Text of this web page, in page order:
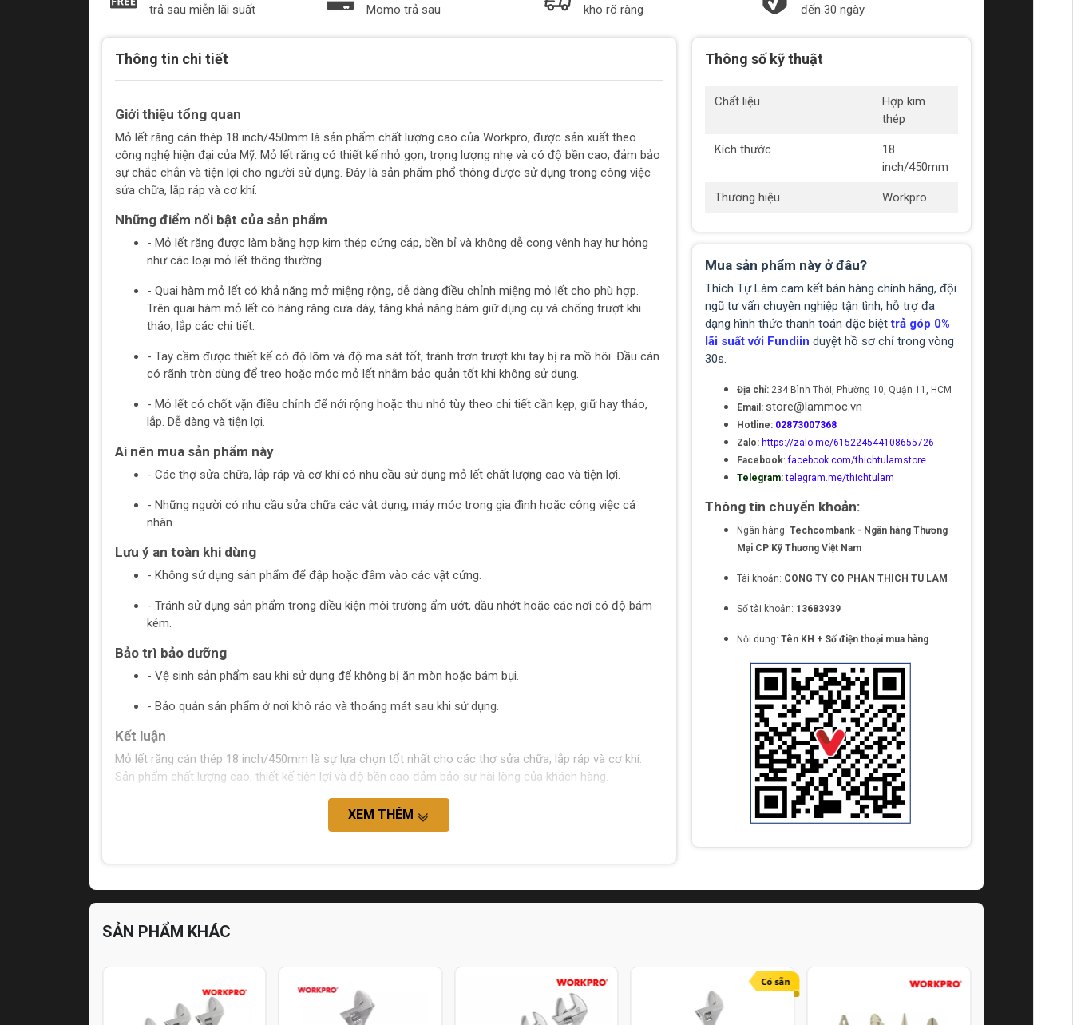
trả sau miễn lãi suất
Momo trả sau
kho rõ ràng
đến 30 ngày
Thông tin chi tiết
Giới thiệu tổng quan
Mỏ lết răng cán thép 18 inch/450mm là sản phẩm chất lượng cao của Workpro, được sản xuất theo
công nghệ hiện đại của Mỹ. Mỏ lết răng có thiết kế nhỏ gọn, trọng lượng nhẹ và có độ bền cao, đảm bảo
sự chắc chắn và tiện lợi cho người sử dụng. Đây là sản phẩm phổ thông được sử dụng trong công việc
sửa chữa, lắp ráp và cơ khí.
Những điểm nổi bật của sản phẩm
- Mỏ lết răng được làm bằng hợp kim thép cứng cáp, bền bỉ và không dễ cong vênh hay hư hỏng
như các loại mỏ lết thông thường.
- Quai hàm mỏ lết có khả năng mở miệng rộng, dễ dàng điều chỉnh miệng mỏ lết cho phù hợp.
Trên quai hàm mỏ lết có hàng răng cưa dày, tăng khả năng bám giữ dụng cụ và chống trượt khi
tháo, lắp các chi tiết.
- Tay cầm được thiết kế có độ lõm và độ ma sát tốt, tránh trơn trượt khi tay bị ra mồ hôi. Đầu cán
có rãnh tròn dùng để treo hoặc móc mỏ lết nhằm bảo quản tốt khi không sử dụng.
- Mỏ lết có chốt vặn điều chỉnh để nới rộng hoặc thu nhỏ tùy theo chi tiết cần kẹp, giữ hay tháo,
lắp. Dễ dàng và tiện lợi.
Ai nên mua sản phẩm này
- Các thợ sửa chữa, lắp ráp và cơ khí có nhu cầu sử dụng mỏ lết chất lượng cao và tiện lợi.
- Những người có nhu cầu sửa chữa các vật dụng, máy móc trong gia đình hoặc công việc cá
nhân.
Lưu ý an toàn khi dùng
- Không sử dụng sản phẩm để đập hoặc đâm vào các vật cứng.
- Tránh sử dụng sản phẩm trong điều kiện môi trường ẩm ướt, dầu nhớt hoặc các nơi có độ bám
kém.
Bảo trì bảo dưỡng
- Vệ sinh sản phẩm sau khi sử dụng để không bị ăn mòn hoặc bám bụi.
- Bảo quản sản phẩm ở nơi khô ráo và thoáng mát sau khi sử dụng.
Kết luận
Mỏ lết răng cán thép 18 inch/450mm là sự lựa chọn tốt nhất cho các thợ sửa chữa, lắp ráp và cơ khí.
Sản phẩm chất lượng cao, thiết kế tiện lợi và độ bền cao đảm bảo sự hài lòng của khách hàng.
XEM THÊM
Thông số kỹ thuật
Chất liệu
Hợp kim
thép
Kích thước
18
inch/450mm
Thương hiệu Workpro
Mua sản phẩm này ở đâu?
Thích Tự Làm cam kết bán hàng chính hãng, đội
ngũ tư vấn chuyên nghiệp tận tình, hỗ trợ đa
dạng hình thức thanh toán đặc biệttrả góp 0%
lãi suất với Fundiin duyệt hồ sơ chỉ trong vòng
30s.
Địa chỉ: 234 Bình Thới, Phường 10, Quận 11, HCM
Email: store@lammoc.vn
Hotline: 02873007368
Zalo: https://zalo.me/615224544108655726
Facebook:facebook.com/thichtulamstore
Telegram: telegram.me/thichtulam
Thông tin chuyển khoản:
Ngân hàng: Techcombank - Ngân hàng Thương
Mại CP Kỹ Thương Việt Nam
Tài khoản: CONG TY CO PHAN THICH TU LAM
Số tài khoản: 13683939
Nội dung: Tên KH + Số điện thoại mua hàng
SẢN PHẨM KHÁC
Có sẵn